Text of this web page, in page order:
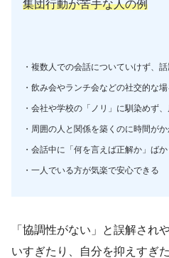
集団行動が苦手な人の例
・複数人での会話についていけず、
・飲み会やランチ会などの社交的な
・会社や学校の「ノリ」に馴染めず
・周囲の人と関係を築くのに時間が
・会話中に「何を言えば正解か」ば
・一人でいる方が気楽で安心できる
「協調性がない」と誤解され
いすぎたり、自分を抑えすぎ